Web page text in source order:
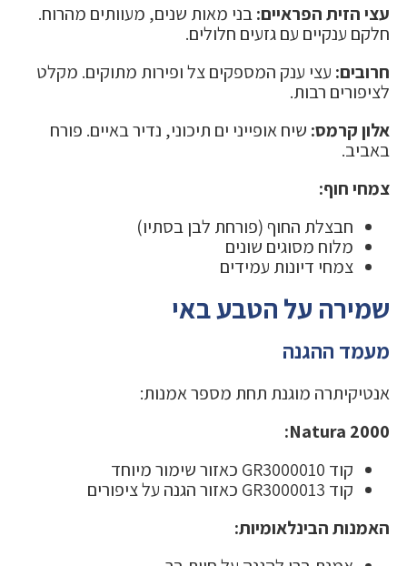
עצי הזית הפראיים:בני מאות שנים, מעוותים מהרוח.
חלקם ענקיים עם גזעים חלולים.
חרובים: עצי ענק המספקים צל ופירות מתוקים. מקלט
לציפורים רבות.
אלון קרמס: שיח אופייני ים תיכוני, נדיר באיים. פורח
באביב.
צמחי חוף:
חבצלת החוף (פורחת לבן בסתיו)
מלוח מסוגים שונים
צמחי דיונות עמידים
שמירה על הטבע באי
מעמד ההגנה
אנטיקיתרה מוגנת תחת מספר אמנות:
Natura 2000:
קוד GR3000010 כאזור שימור מיוחד
קוד GR3000013 כאזור הגנה על ציפורים
האמנות הבינלאומיות: